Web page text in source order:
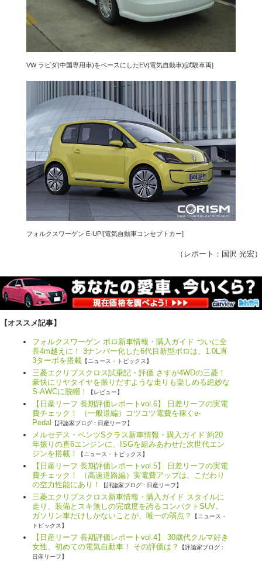
VW ラビダ(中国専用車)をベースにしたEV(電気自動車)[試験車両]
フォルクスワーゲン E-UP![電気自動車コンセプトカー]
（レポート： 国沢 光宏）
【オススメ記事】
フォルクスワーゲン ポロ新車情報・購入ガイド ついに全
長4m越えに！ 3ナンバー化した6代目新型ポロは、1.0L直
3ターボを搭載 【ニュース・トピックス】
三菱エクリプスクロス試乗記・評価 さすが4WDの三菱！
豪快にリヤタイヤを振りだすような走りも楽しめる絶妙な
S-AWCに脱帽！
【レビュー】
【日産リーフ 長期評価レポートvol.6】 日差リーフの実電
費チェック！ （一般道編）コツコツ電費を稼ぐe-
Pedal
【評論家ブログ : 日産リーフ】
メルセデス・ベンツSクラス新車情報・購入ガイド 約20
年振りの直6エンジンに、ISGを組みあわせた次世代エン
ジンを搭載！
【ニュース・トピックス】
【日産リーフ 長期評価レポートvol.5】 日差リーフの実電
費チェック！ （高速道路編）実電費アップは、こだわり
の空力性能にあり！
【評論家ブログ : 日産リーフ】
三菱エクリプスクロス新車情報・購入ガイド スタイルに
走り、装備とスキ無しの完成度を誇るコンパクトSUV。
ガソリン車だけしかないことが、唯一の弱点？
【ニュース・
トピックス】
【日産リーフ 長期評価レポートvol.4】 30歳代クルマ好き
女性、初めての電気自動車！ その評価は？
【評論家ブログ :
日産リーフ】